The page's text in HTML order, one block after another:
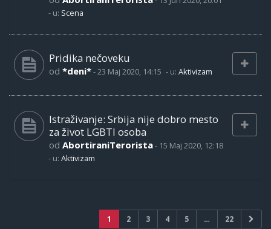
- u: Scena
Pridika nečoveku
od *deni*-23 Maj 2020, 14:15 - u: Aktivizam
Istraživanje: Srbija nije dobro mesto
za život LGBTI osoba
od AbortiraniTerorista- 15 Maj 2020, 12:18
- u: Aktivizam
1 2 3 4 5 … 22